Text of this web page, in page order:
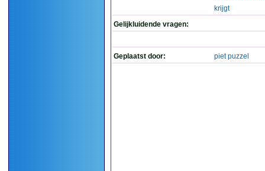
krijgt
Gelijkluidende vragen:
Geplaatst door: piet puzzel